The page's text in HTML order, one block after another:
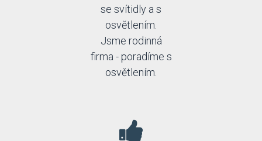
se svítidly a s
osvětlením.
Jsme rodinná
firma - poradíme s
osvětlením.